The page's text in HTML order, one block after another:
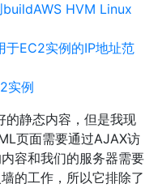
HVM Linux
EC2实例的IP地址范
实例
的静态内容，但是我现
页面需要通过AJAX访
容和我们的服务器需要
的工作，所以它排除了